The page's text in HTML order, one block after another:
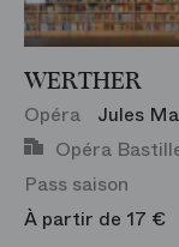
Film
Danse
Test genre
WERTHER
Opéra
Jules
Opéra
Pass saison
À partir de 17 €